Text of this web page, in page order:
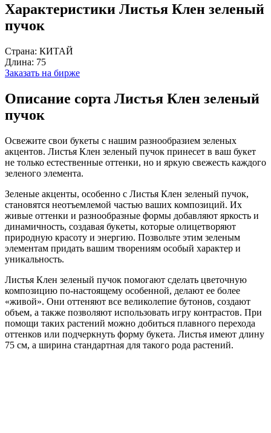
Характеристики Листья Клен зеленый
пучок
Страна: КИТАЙ
Длина: 75
Заказать на бирже
Описание сорта Листья Клен зеленый
пучок
Освежите свои букеты с нашим разнообразием зеленых
акцентов. Листья Клен зеленый пучок принесет в ваш букет
не только естественные оттенки, но и яркую свежесть каждого
зеленого элемента.
Зеленые акценты, особенно с Листья Клен зеленый пучок,
становятся неотъемлемой частью ваших композиций. Их
живые оттенки и разнообразные формы добавляют яркость и
динамичность, создавая букеты, которые олицетворяют
природную красоту и энергию. Позвольте этим зеленым
элементам придать вашим творениям особый характер и
уникальность.
Листья Клен зеленый пучок помогают сделать цветочную
композицию по-настоящему особенной, делают ее более
«живой». Они оттеняют все великолепие бутонов, создают
объем, а также позволяют использовать игру контрастов. При
помощи таких растений можно добиться плавного перехода
оттенков или подчеркнуть форму букета. Листья имеют длину
75 см, а ширина стандартная для такого рода растений.